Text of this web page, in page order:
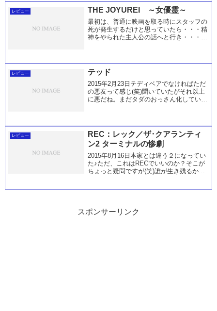
した...
レビュー THE JOYUREI ～女優霊～
最初は、普通に映画を取る時にスタッフの
死が発生するだけと思っていたら・・・精
神をやられた主人公の話へと行き・・・最
あ、きちんと観...
レビュー テッド
2015年2月23日テディベアでなければただ
の悪友って感じ(笑)聞いていたがそれ以上
に悪だね。まだタダのおっさん化している
レビュー
REC：レック／ザ･クアランティ
ン2 ターミナルの惨劇
2015年8月16日本家とは違う２になってい
た♪ただ、これはRECでいいのか？そこが
ちょっと疑問ですが(笑)誰が生き残るかっ
スポンサーリンク